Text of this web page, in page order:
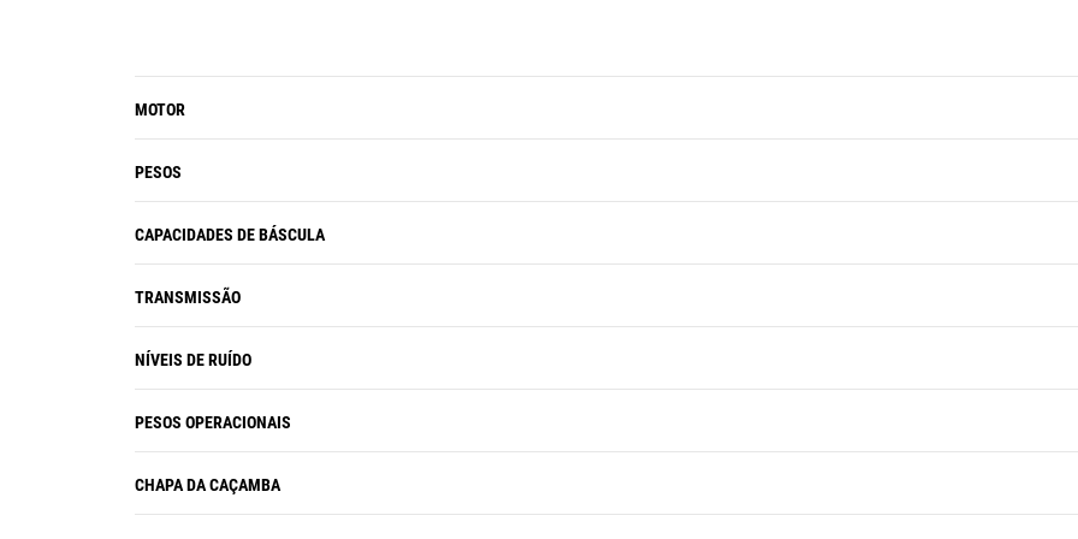
sistemas.
por meio do sistema de som
O sistema HVAC agora é gerenciado
controles acessíveis pelo indicador
MOTOR
PESOS
CAPACIDADES DE BÁSCULA
TRANSMISSÃO
NÍVEIS DE RUÍDO
PESOS OPERACIONAIS
CHAPA DA CAÇAMBA